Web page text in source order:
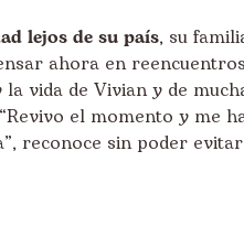
lejos de su país, su
ahora en
vida de Vivian y de
el momento y me
reconoce sin poder